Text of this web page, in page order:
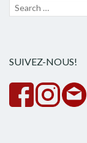
Recherche
SUIVEZ-NOUS!